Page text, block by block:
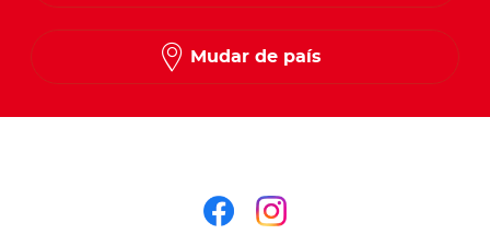
Mudar de país